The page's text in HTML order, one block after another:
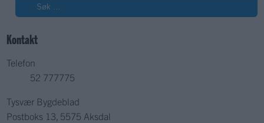
Kontakt
Telefon
52 777775
Tysvær Bygdeblad
Postboks 13, 5575 Aksdal